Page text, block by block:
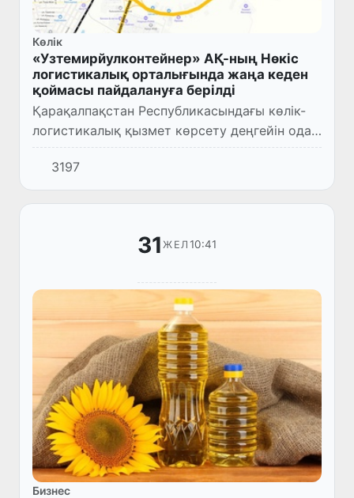
Көлік
«Узтемирйулконтейнер» АҚ-ның Нөкіс
логистикалық орталығында жаңа кеден
қоймасы пайдалануға берілді
Қарақалпақстан Республикасындағы көлік-
логистикалық қызмет көрсету деңгейін одан
әрі арттыру, кәсіпкерлік субъектілеріне
қосымша қолайлылықтар жарату
мақсатында, «“Ўзтемирйўлконтей...
3197
31ЖЕЛ 10:41
Бизнес